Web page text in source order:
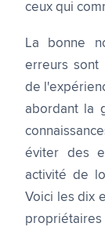
ceux qui
La bonne
erreurs sont
de
abordant la
éviter des
activité de
Voici les dix